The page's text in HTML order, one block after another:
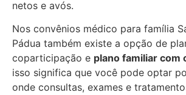
netos e avós.
Nos convênios médico para família
Pádua também existe a opção de
coparticipação e plano familiar com
isso significa que você pode optar
onde consultas, exames e